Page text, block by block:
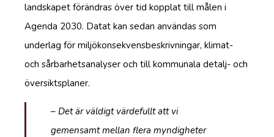
landskapet förändras över tid kopplat till målen i
Agenda 2030. Datat kan sedan användas som
underlag för miljökonsekvensbeskrivningar, klimat-
och sårbarhetsanalyser och till kommunala detalj- och
översiktsplaner.
– Det är väldigt värdefullt att vi
gemensamt mellan flera myndigheter